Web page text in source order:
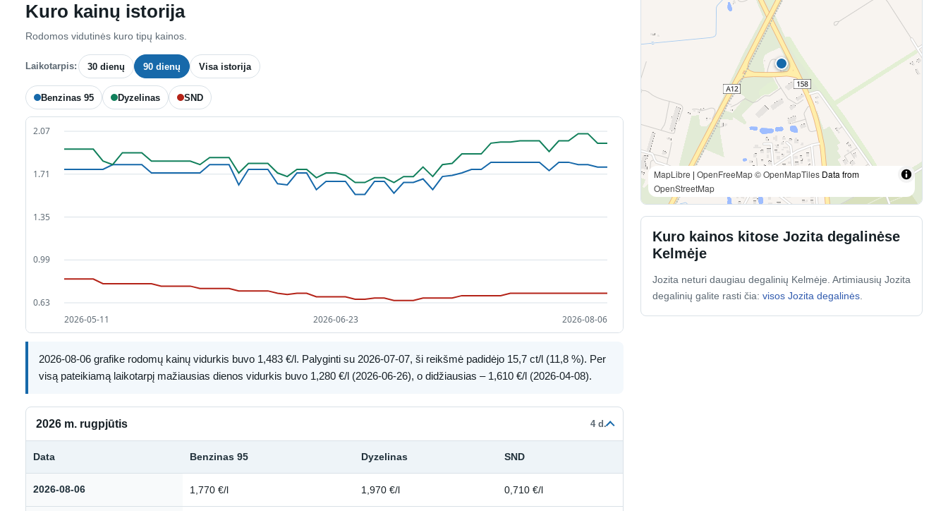
Kuro kainų istorija
Rodomos vidutinės kuro tipų kainos.
Laikotarpis: 30 dienų 90 dienų Visa istorija
Benzinas 95 Dyzelinas SND
2026-08-06 grafike rodomų kainų vidurkis buvo 1,483 €/l. Palyginti su 2026-07-07, ši reikšmė padidėjo 15,7 ct/l (11,8 %). Per
visą pateikiamą laikotarpį mažiausias dienos vidurkis buvo 1,280 €/l (2026-06-26), o didžiausias – 1,610 €/l (2026-04-08).
2026 m. rugpjūtis 4 d.
Kuro kainų istorija: 2026 m. rugpjūtis
Data Benzinas 95 Dyzelinas SND
2026-08-06 1,770 €/l 1,970 €/l 0,710 €/l
MapLibre | OpenFreeMap© OpenMapTiles Data from
OpenStreetMap
Kuro kainos kitose Jozita degalinėse
Kelmėje
Jozita neturi daugiau degalinių Kelmėje. Artimiausių Jozita
degalinių galite rasti čia: visos Jozita degalinės.